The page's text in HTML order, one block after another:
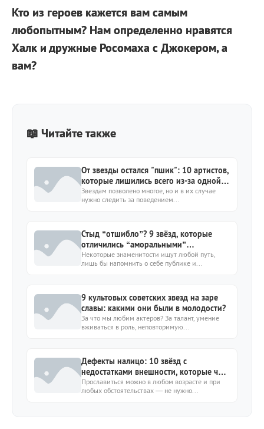
Кто из героев кажется вам самым
любопытным? Нам определенно нравятся
Халк и дружные Росомаха с Джокером, а
вам?
📖 Читайте также
От звезды остался "пшик": 10 артистов,
которые лишились всего из-за одной
ошибки
Звездам позволено многое, но и в их случае
нужно следить за поведением...
Стыд “отшибло”? 9 звёзд, которые
отличились “аморальными”
поступками
Некоторые знаменитости ищут любой путь,
лишь бы напомнить о себе публике и...
9 культовых советских звезд на заре
славы: какими они были в молодости?
За что мы любим актеров? За талант, умение
вживаться в роль, неповторимую...
Дефекты налицо: 10 звёзд с
недостатками внешности, которые чуть
не стоили им славы
Прославиться можно в любом возрасте и при
любых обстоятельствах — не нужно...